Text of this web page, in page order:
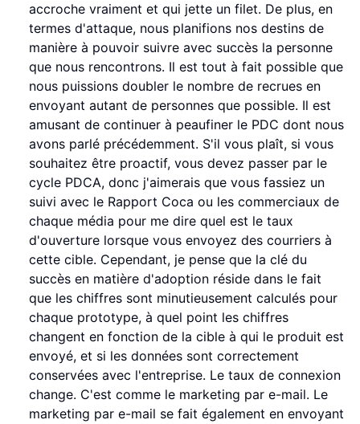
accroche vraiment et qui jette un filet. De plus, en
termes d'attaque, nous planifions nos destins de
manière à pouvoir suivre avec succès la personne
que nous rencontrons. Il est tout à fait possible que
nous puissions doubler le nombre de recrues en
envoyant autant de personnes que possible. Il est
amusant de continuer à peaufiner le PDC dont nous
avons parlé précédemment. S'il vous plaît, si vous
souhaitez être proactif, vous devez passer par le
cycle PDCA, donc j'aimerais que vous fassiez un
suivi avec le Rapport Coca ou les commerciaux de
chaque média pour me dire quel est le taux
d'ouverture lorsque vous envoyez des courriers à
cette cible. Cependant, je pense que la clé du
succès en matière d'adoption réside dans le fait
que les chiffres sont minutieusement calculés pour
chaque prototype, à quel point les chiffres
changent en fonction de la cible à qui le produit est
envoyé, et si les données sont correctement
conservées avec l'entreprise. Le taux de connexion
change. C'est comme le marketing par e-mail. Le
marketing par e-mail se fait également en envoyant